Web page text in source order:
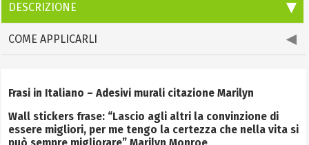
DESCRIZIONE
COME APPLICARLI
Frasi in Italiano – Adesivi murali citazione Marilyn
Wall stickers frase: “Lascio agli altri la convinzione di
essere migliori, per me tengo la certezza che nella vita si